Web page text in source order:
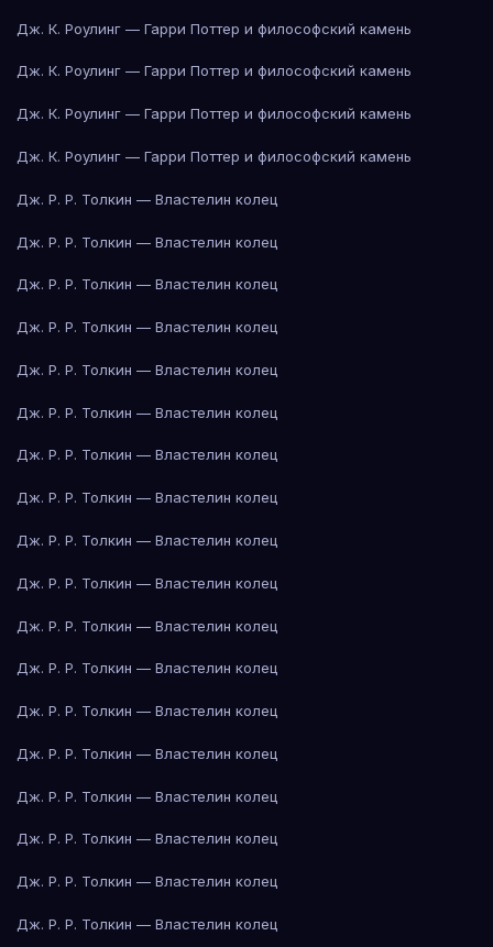
Дж. К. Роулинг — Гарри Поттер и философский камень
Дж. К. Роулинг — Гарри Поттер и философский камень
Дж. К. Роулинг — Гарри Поттер и философский камень
Дж. К. Роулинг — Гарри Поттер и философский камень
Дж. Р. Р. Толкин — Властелин колец
Дж. Р. Р. Толкин — Властелин колец
Дж. Р. Р. Толкин — Властелин колец
Дж. Р. Р. Толкин — Властелин колец
Дж. Р. Р. Толкин — Властелин колец
Дж. Р. Р. Толкин — Властелин колец
Дж. Р. Р. Толкин — Властелин колец
Дж. Р. Р. Толкин — Властелин колец
Дж. Р. Р. Толкин — Властелин колец
Дж. Р. Р. Толкин — Властелин колец
Дж. Р. Р. Толкин — Властелин колец
Дж. Р. Р. Толкин — Властелин колец
Дж. Р. Р. Толкин — Властелин колец
Дж. Р. Р. Толкин — Властелин колец
Дж. Р. Р. Толкин — Властелин колец
Дж. Р. Р. Толкин — Властелин колец
Дж. Р. Р. Толкин — Властелин колец
Дж. Р. Р. Толкин — Властелин колец